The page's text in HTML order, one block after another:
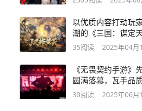
以优质内容打动玩
潮的《三国：谋定
季已上线
35阅读 2025年04月
《无畏契约手游》
圆满落幕，瓦手品
断！
30阅读 2025年06月